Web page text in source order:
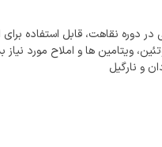
دوره نقاهت، قابل استفاده برای
ویتامین ها و املاح مورد نیاز
و نارگیل